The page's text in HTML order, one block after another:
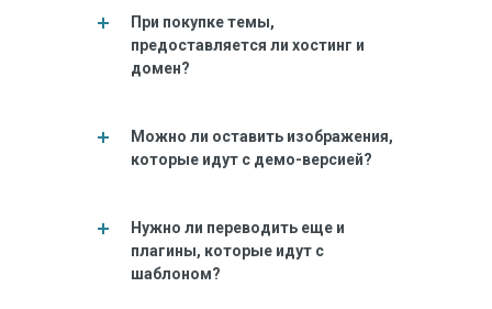
При покупке темы,
предоставляется ли хостинг и
домен?
Можно ли оставить изображения,
которые идут с демо-версией?
Нужно ли переводить еще и
плагины, которые идут с
шаблоном?